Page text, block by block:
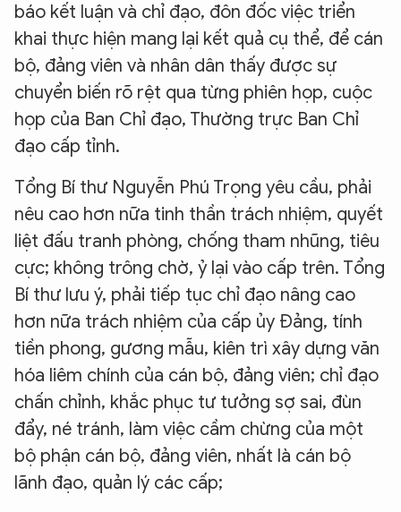
báo kết luận và chỉ đạo, đôn đốc việc triển
khai thực hiện mang lại kết quả cụ thể, để cán
bộ, đảng viên và nhân dân thấy được sự
chuyển biến rõ rệt qua từng phiên họp, cuộc
họp của Ban Chỉ đạo, Thường trực Ban Chỉ
đạo cấp tỉnh.
Tổng Bí thư Nguyễn Phú Trọng yêu cầu, phải
nêu cao hơn nữa tinh thần trách nhiệm, quyết
liệt đấu tranh phòng, chống tham nhũng, tiêu
cực; không trông chờ, ỷ lại vào cấp trên. Tổng
Bí thư lưu ý, phải tiếp tục chỉ đạo nâng cao
hơn nữa trách nhiệm của cấp ủy Đảng, tính
tiền phong, gương mẫu, kiên trì xây dựng văn
hóa liêm chính của cán bộ, đảng viên; chỉ đạo
chấn chỉnh, khắc phục tư tưởng sợ sai, đùn
đẩy, né tránh, làm việc cầm chừng của một
bộ phận cán bộ, đảng viên, nhất là cán bộ
lãnh đạo, quản lý các cấp;